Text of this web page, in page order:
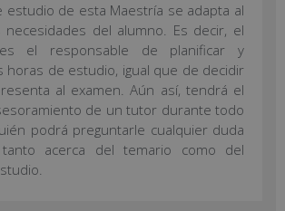
estudio de esta Maestría se adapta al
del alumno. Es decir, el
el responsable de planificar y
horas de estudio, igual que de decidir
al examen. Aún así, tendrá el
de un tutor durante todo
podrá preguntarle cualquier duda
acerca del temario como del